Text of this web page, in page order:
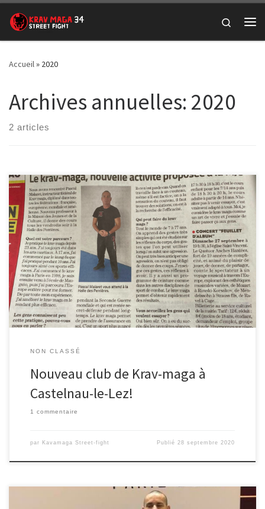
Passer au contenu
Search
Accueil» 2020
Archives annuelles: 2020
2 articles
NON CLASSÉ
Nouveau club de Krav-maga à
Castelnau-le-Lez!
1 commentaire
par Kavamaga Street-fight Publié 28 septembre 2020